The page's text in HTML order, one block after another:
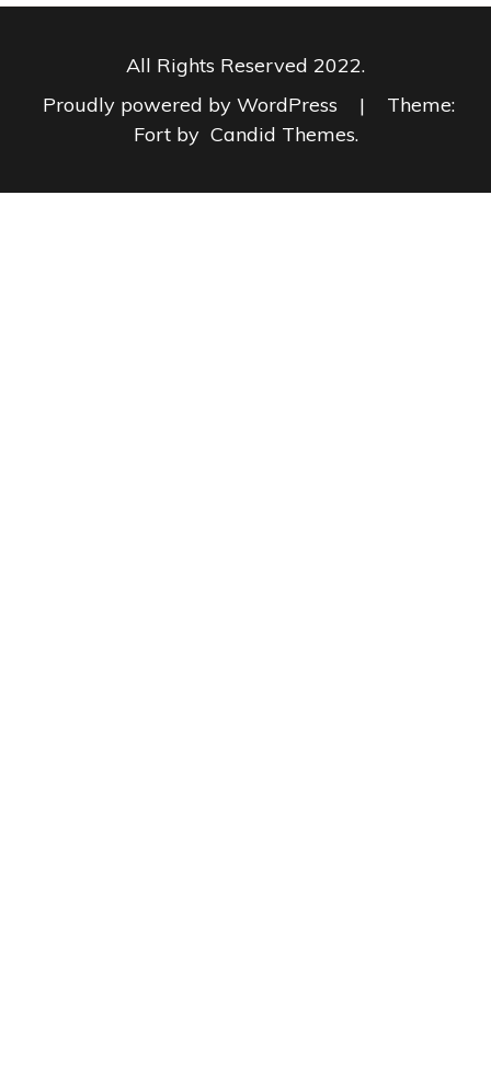
All Rights Reserved 2022.
Proudly powered by WordPress
|
Theme:
Fort by Candid Themes.